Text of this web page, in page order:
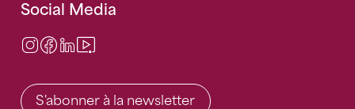
Social Media
Instagram
Facebook
LinkedIn
S'abonner à la newsletter